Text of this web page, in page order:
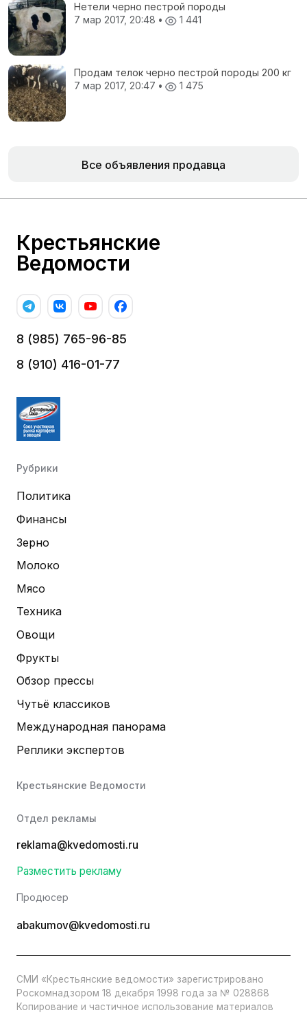
Нетели черно пестрой породы
7 мар 2017, 20:48 • 1 441
Продам телок черно пестрой породы 200 кг
7 мар 2017, 20:47 • 1 475
Все объявления продавца
Крестьянские
Ведомости
8 (985) 765-96-85
8 (910) 416-01-77
Рубрики
Политика
Финансы
Зерно
Молоко
Мясо
Техника
Овощи
Фрукты
Обзор прессы
Чутьё классиков
Международная панорама
Реплики экспертов
Крестьянские Ведомости
Отдел рекламы
reklama@kvedomosti.ru
Разместить рекламу
Продюсер
abakumov@kvedomosti.ru
СМИ «Крестьянские ведомости» зарегистрировано
Роскомнадзором 18 декабря 1998 года за № 028868
Копирование и частичное использование материалов